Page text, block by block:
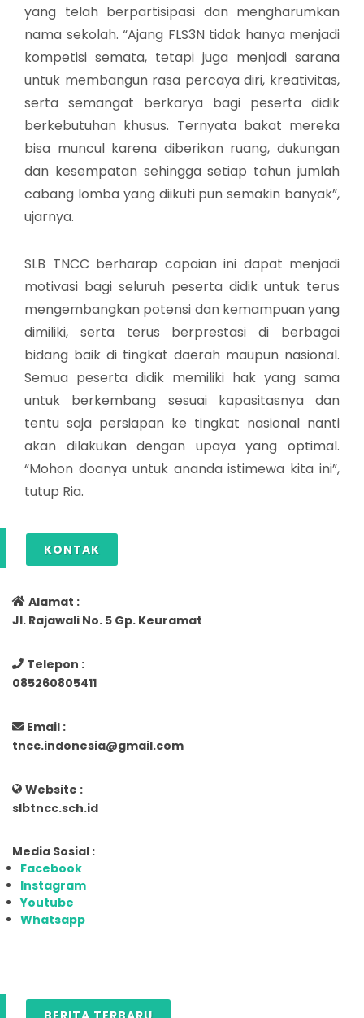
yang telah berpartisipasi dan mengharumkan
nama sekolah. “Ajang FLS3N tidak hanya menjadi
kompetisi semata, tetapi juga menjadi sarana
untuk membangun rasa percaya diri, kreativitas,
serta semangat berkarya bagi peserta didik
berkebutuhan khusus. Ternyata bakat mereka
bisa muncul karena diberikan ruang, dukungan
dan kesempatan sehingga setiap tahun jumlah
cabang lomba yang diikuti pun semakin banyak”,
ujarnya.
SLB TNCC berharap capaian ini dapat menjadi
motivasi bagi seluruh peserta didik untuk terus
mengembangkan potensi dan kemampuan yang
dimiliki, serta terus berprestasi di berbagai
bidang baik di tingkat daerah maupun nasional.
Semua peserta didik memiliki hak yang sama
untuk berkembang sesuai kapasitasnya dan
tentu saja persiapan ke tingkat nasional nanti
akan dilakukan dengan upaya yang optimal.
“Mohon doanya untuk ananda istimewa kita ini”,
tutup Ria.
KONTAK
Alamat :
Jl. Rajawali No. 5 Gp. Keuramat
Telepon :
085260805411
Email :
tncc.indonesia@gmail.com
Website :
slbtncc.sch.id
Media Sosial :
Facebook
Instagram
Youtube
Whatsapp